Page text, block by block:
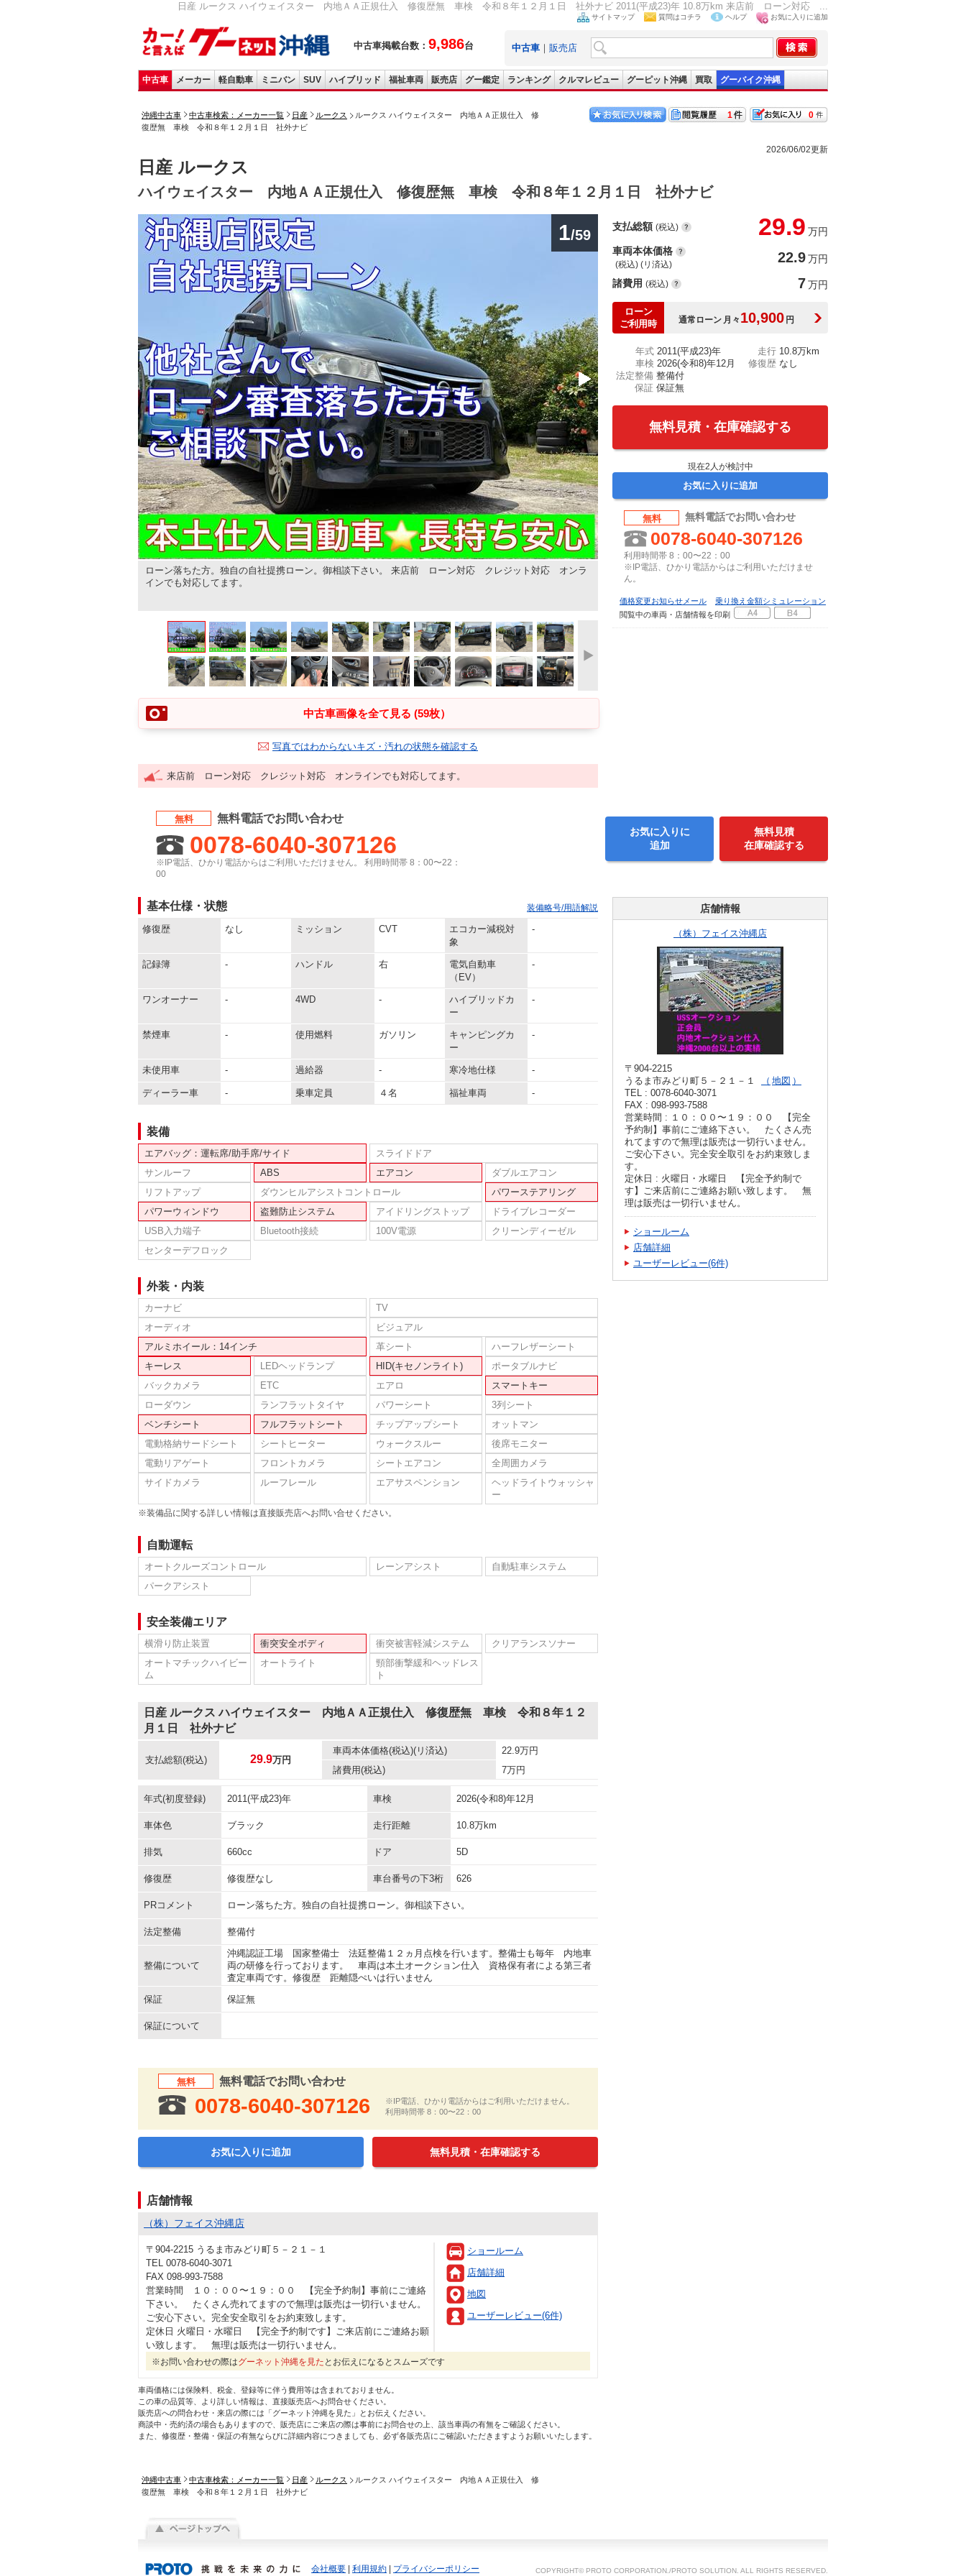
日産 ルークス ハイウェイスター 内地ＡＡ正規仕入 修復歴無 車検 令和８年１２月１日 社外ナビ 2011(平成23)年 10.8万km 来店前 ローン対応 ...
中古車掲載台数： 9,986台
サイトマップ 質問はコチラ ヘルプ お気に入りに追加
中古車 ｜ 販売店
中古車 メーカー 軽自動車 ミニバン SUV ハイブリッド 福祉車両 販売店 グー鑑定 ランキング クルマレビュー グーピット沖縄 買取 グーバイク沖縄
沖縄中古車 中古車検索：メーカー一覧 日産 ルークス
ルークス ハイウェイスター 内地ＡＡ正規仕入 修
復歴無 車検 令和８年１２月１日 社外ナビ
0
1
2026/06/02更新
日産 ルークス
ハイウェイスター 内地ＡＡ正規仕入 修復歴無 車検 令和８年１２月１日 社外ナビ
ローン落ちた方。独自の自社提携ローン。御相談下さい。 来店前 ローン対応 クレジット対応 オンラ
インでも対応してます。
1/59
中古車画像を全て見る (59枚）
写真ではわからないキズ・汚れの状態を確認する
来店前 ローン対応 クレジット対応 オンラインでも対応してます。
支払総額 (税込) 29.9 万円
車両本体価格
(税込) (リ済込) 22.9万円
諸費用 (税込) 7万円
ローン
ご利用時
通常ローン 月々 10,900 円
年式 2011(平成23)年 走行 10.8万km
車検 2026(令和8)年12月 修復歴 なし
法定整備 整備付
保証 保証無
無料見積・在庫確認する
現在2 人が検討中
お気に入りに追加
無料 無料電話でお問い合わせ
0078-6040-307126
利用時間帯 8：00〜22：00
※IP電話、ひかり電話からはご利用いただけませ
ん。
価格変更お知らせメール
乗り換え金額シミュレーション
閲覧中の車両・店舗情報を印刷
無料 無料電話でお問い合わせ
0078-6040-307126
※IP電話、ひかり電話からはご利用いただけません。 利用時間帯 8：00〜22：
00
お気に入りに
追加
無料見積
在庫確認する
基本仕様・状態 装備略号/用語解説
修復歴 なし ミッション CVT
エコカー減税対
象
-
記録簿 - ハンドル 右
電気自動車
（EV）
-
ワンオーナー - 4WD -
ハイブリッドカ
ー
-
禁煙車 - 使用燃料 ガソリン
キャンピングカ
ー
-
未使用車 - 過給器 - 寒冷地仕様 -
ディーラー車 - 乗車定員 ４名 福祉車両 -
装備
エアバッグ：運転席/助手席/サイド
スライドドア
サンルーフ
ABS エアコン
ダブルエアコン
リフトアップ
ダウンヒルアシストコントロール
パワーステアリング
パワーウィンドウ
盗難防止システム アイドリングストップ
ドライブレコーダー
USB入力端子
Bluetooth接続 100V電源
クリーンディーゼル
センターデフロック
外装・内装
カーナビ
TV
オーディオ
ビジュアル
アルミホイール：14インチ
革シート
ハーフレザーシート
キーレス
LEDヘッドランプ HID(キセノンライト)
ポータブルナビ
バックカメラ
ETC エアロ
スマートキー
ローダウン
ランフラットタイヤ パワーシート
3列シート
ベンチシート
フルフラットシート チップアップシート
オットマン
電動格納サードシート
シートヒーター ウォークスルー
後席モニター
電動リアゲート
フロントカメラ シートエアコン
全周囲カメラ
サイドカメラ
ルーフレール エアサスペンション
ヘッドライトウォッシャ
ー
※装備品に関する詳しい情報は直接販売店へお問い合せください。
自動運転
オートクルーズコントロール レーンアシスト
自動駐車システム
パークアシスト
安全装備エリア
横滑り防止装置 衝突安全ボディ 衝突被害軽減システム
クリアランスソナー
オートマチックハイビー
ム
オートライト
頸部衝撃緩和ヘッドレス
ト
日産 ルークス ハイウェイスター 内地ＡＡ正規仕入 修復歴無 車検 令和８年１２
月１日 社外ナビ
支払総額(税込) 29.9万円
車両本体価格(税込)(リ済込) 22.9万円
諸費用(税込) 7万円
年式(初度登録) 2011(平成23)年 車検 2026(令和8)年12月
車体色 ブラック 走行距離 10.8万km
排気 660cc ドア 5D
修復歴 修復歴なし 車台番号の下3桁 626
PRコメント ローン落ちた方。独自の自社提携ローン。御相談下さい。
法定整備 整備付
整備について
沖縄認証工場 国家整備士 法廷整備１２ヵ月点検を行います。整備士も毎年 内地車
両の研修を行っております。 車両は本土オークション仕入 資格保有者による第三者
査定車両です。修復歴 距離隠ぺいは行いません
保証
保証無
保証について
無料 無料電話でお問い合わせ
0078-6040-307126
※IP電話、ひかり電話からはご利用いただけません。
利用時間帯 8：00〜22：00
お気に入りに追加 無料見積・在庫確認する
店舗情報
（株）フェイス沖縄店
〒904-2215 うるま市みどり町５－２１－１
TEL 0078-6040-3071
FAX 098-993-7588
営業時間 １０：００〜１９：００ 【完全予約制】事前にご連絡
下さい。 たくさん売れてますので無理は販売は一切行いません。
ご安心下さい。完全安全取引をお約束致します。
定休日 火曜日・水曜日 【完全予約制です】ご来店前にご連絡お願
い致します。 無理は販売は一切行いません。
ショールーム
店舗詳細
地図
ユーザーレビュー(6件)
※お問い合わせの際はグーネット沖縄を見た とお伝えになるとスムーズです
車両価格には保険料、税金、登録等に伴う費用等は含まれておりません。
この車の品質等、より詳しい情報は、直接販売店へお問合せください。
販売店への問合わせ・来店の際には「グーネット沖縄を見た」とお伝えください。
商談中・売約済の場合もありますので、販売店にご来店の際は事前にお問合せの上、該当車両の有無をご確認ください。
また、修復歴・整備・保証の有無ならびに詳細内容につきましても、必ず各販売店にご確認いただきますようお願いいたします。
店舗情報
（株）フェイス沖縄店
〒904-2215
うるま市みどり町５－２１－１
地図
TEL : 0078-6040-3071
FAX : 098-993-7588
営業時間 : １０：００〜１９：００ 【完全
予約制】事前にご連絡下さい。 たくさん売
れてますので無理は販売は一切行いません。
ご安心下さい。完全安全取引をお約束致しま
す。
定休日 : 火曜日・水曜日 【完全予約制で
す】ご来店前にご連絡お願い致します。 無
理は販売は一切行いません。
ショールーム
店舗詳細
ユーザーレビュー(6件)
沖縄中古車 中古車検索：メーカー一覧 日産 ルークス
ルークス ハイウェイスター 内地ＡＡ正規仕入 修
復歴無 車検 令和８年１２月１日 社外ナビ
会社概要 利用規約 プライバシーポリシー COPYRIGHT© PROTO CORPORATION./PROTO SOLUTION. ALL RIGHTS RESERVED.